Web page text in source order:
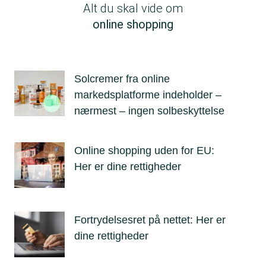
Alt du skal vide om
online shopping
Solcremer fra online
markedsplatforme indeholder –
nærmest – ingen solbeskyttelse
Online shopping uden for EU:
Her er dine rettigheder
Fortrydelsesret på nettet: Her er
dine rettigheder